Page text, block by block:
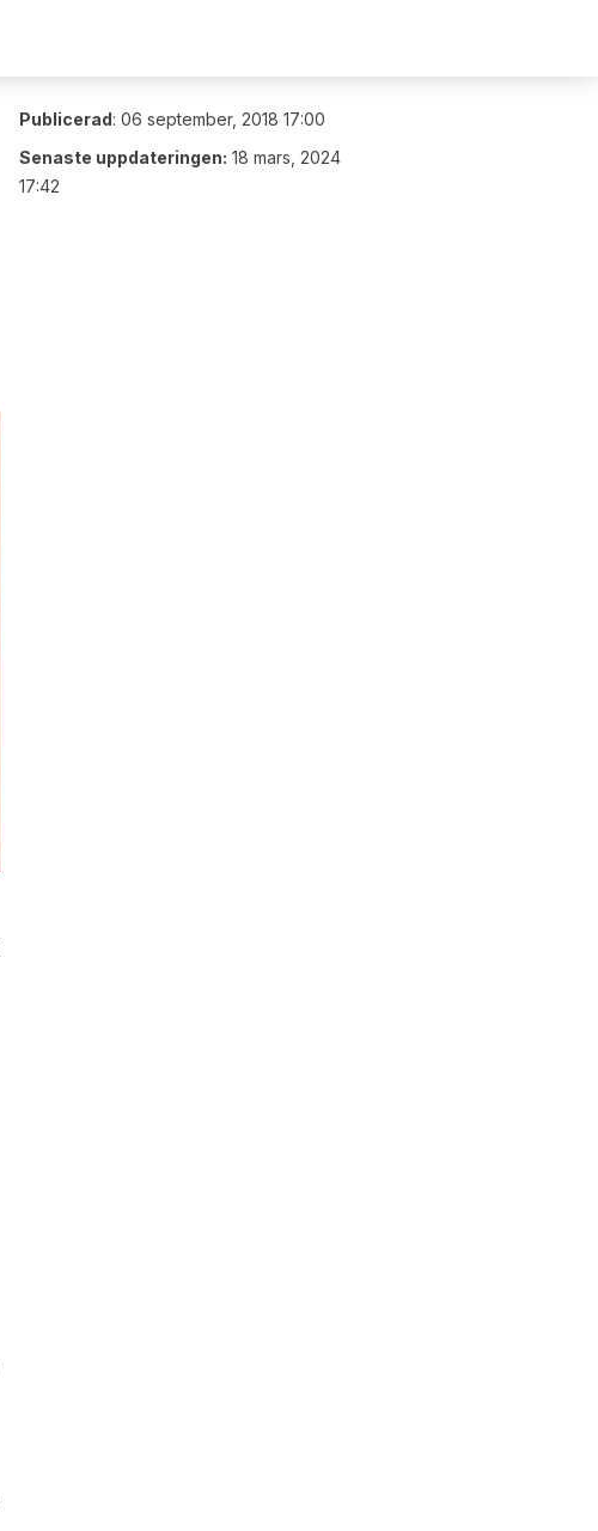
Publicerad: 06 september, 2018 17:00
Senaste uppdateringen: 18 mars, 2024
17:42